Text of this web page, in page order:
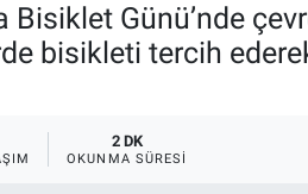
Bisiklet Günü’nde
bisikleti tercih
2 DK
OKUNMA SÜRESI